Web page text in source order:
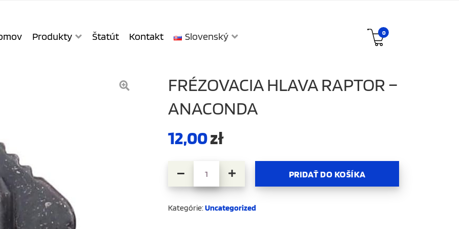
Produkty Štatút Kontakt Slovenský 0
FRÉZOVACIA HLAVA RAPTOR –
ANACONDA
12,00zł
množstvo Frézovacia hlava Raptor – Anaconda
PRIDAŤ DO KOŠÍKA
Kategórie:Uncategorized